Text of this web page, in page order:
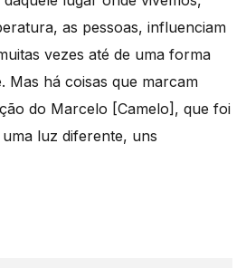
as pessoas, influenciam
vezes até de uma forma
Mas há coisas que marcam
do Marcelo [Camelo], que foi
luz diferente, uns